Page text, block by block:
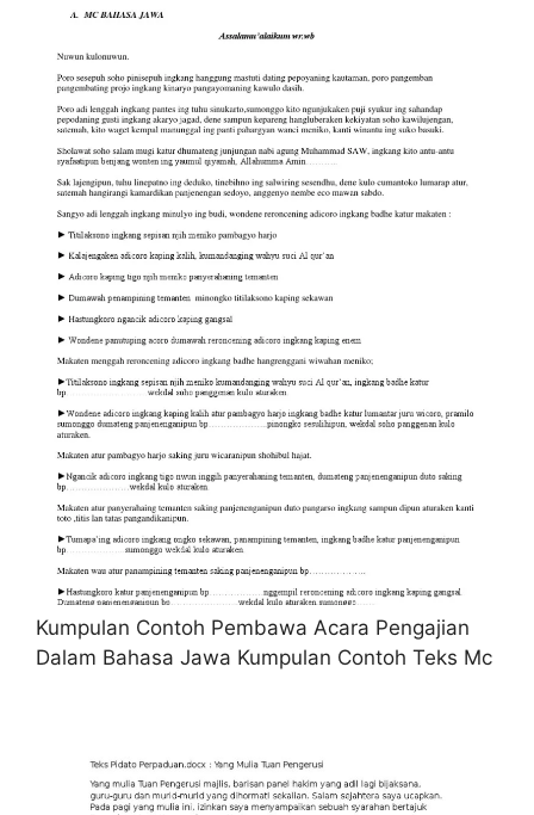
Kumpulan Contoh Pembawa Acara Pengajian
Dalam Bahasa Jawa Kumpulan Contoh Teks Mc